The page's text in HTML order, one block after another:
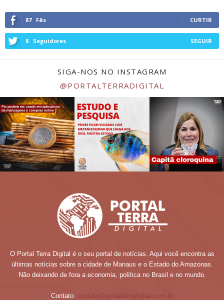
87 Fãs CURTIR
8 Seguidores SEGUIR
SIGA-NOS NO INSTAGRAM
@PORTALTERRADIGITAL
O Portal Terra Digital é o seu portal de notícias. Aqui você encontra as
últimas notícias sobre a cidade de Manaus e o Estado do Amazonas.
Não deixando de fora a economia, política no Brasil e no mundo.
Contato: contato@portalterradigital.com.br